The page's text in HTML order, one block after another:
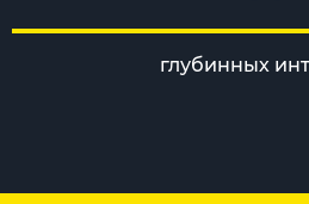
глубинных